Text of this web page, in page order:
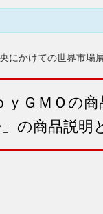
にかけての世界市場
ｙＧＭＯの
の商品説明